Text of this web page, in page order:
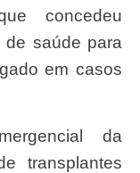
concedeu
de saúde para
em casos
transplantes